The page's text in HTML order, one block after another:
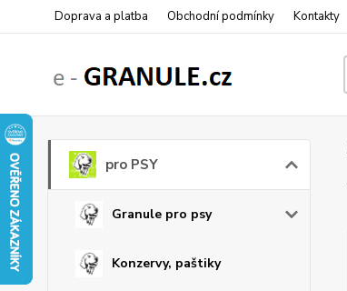
Doprava a platba Obchodní podmínky Kontakty
pro PSY
Granule pro psy
Konzervy, paštiky